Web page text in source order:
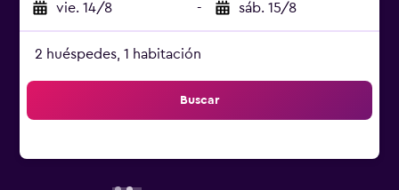
vie. 14/8 - sáb. 15/8
2 huéspedes, 1 habitación
Buscar